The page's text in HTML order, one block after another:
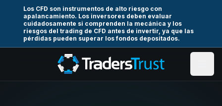
Los CFD son instrumentos de alto riesgo con
apalancamiento. Los inversores deben evaluar
cuidadosamente si comprenden la mecánica y los
riesgos del trading de CFD antes de invertir, ya que las
pérdidas pueden superar los fondos depositados.